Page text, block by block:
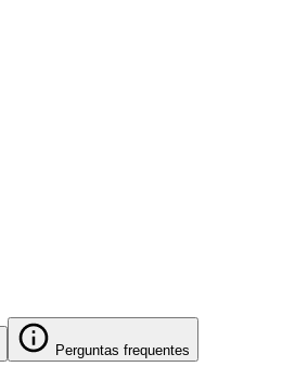
Perguntas frequentes